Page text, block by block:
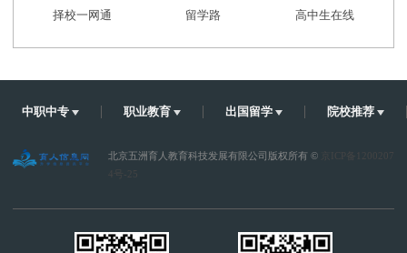
择校一网通 留学路 高中生在线
中职中专 职业教育 出国留学 院校推荐
北京五洲育人教育科技发展有限公司版权所有 ©
京ICP备1200207
4号-25